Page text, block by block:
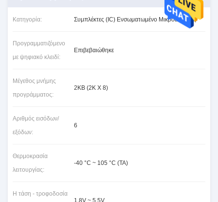
Κατηγορία: Συμπλέκτες (IC) Ενσωματωμένο Μικροελεγκτές
Προγραμματιζόμενο
με ψηφιακό κλειδί:
Επιβεβαιώθηκε
Μέγεθος μνήμης
προγράμματος:
2KB (2K Χ 8)
Αριθμός εισόδων/
εξόδων:
6
Θερμοκρασία
λειτουργίας:
-40 °C ~ 105 °C (TA)
Η τάση - τροφοδοσία
1.8V ~ 5.5V